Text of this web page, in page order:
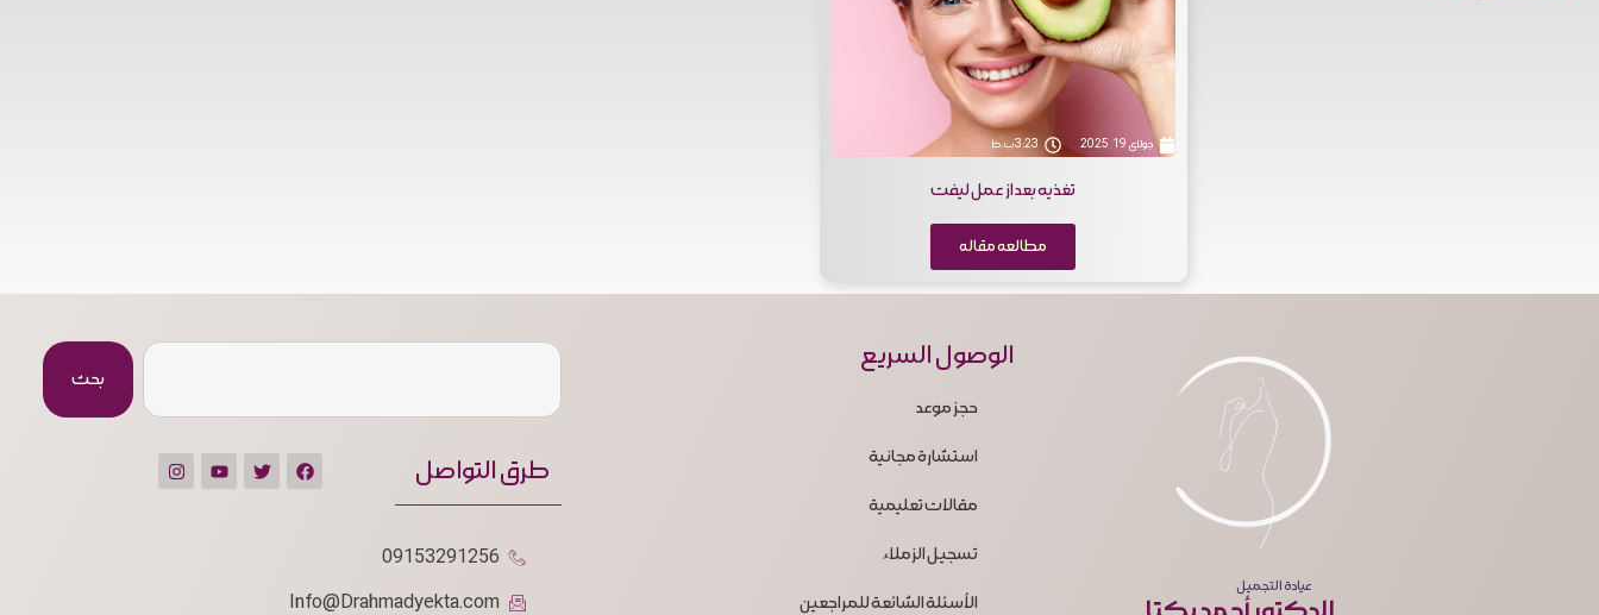
جولای 19, 2025 3:23 ب.ظ
تغذیه بعد از عمل لیفت
مطالعه مقاله
عيادة التجميل
الوصول السريع
حجز موعد
استشارة مجانية
مقالات تعليمية
تسجيل الزملاء
الأسئلة الشائعة للمراجعين
بحث
طرق التواصل
09153291256
Info@Drahmadyekta.com